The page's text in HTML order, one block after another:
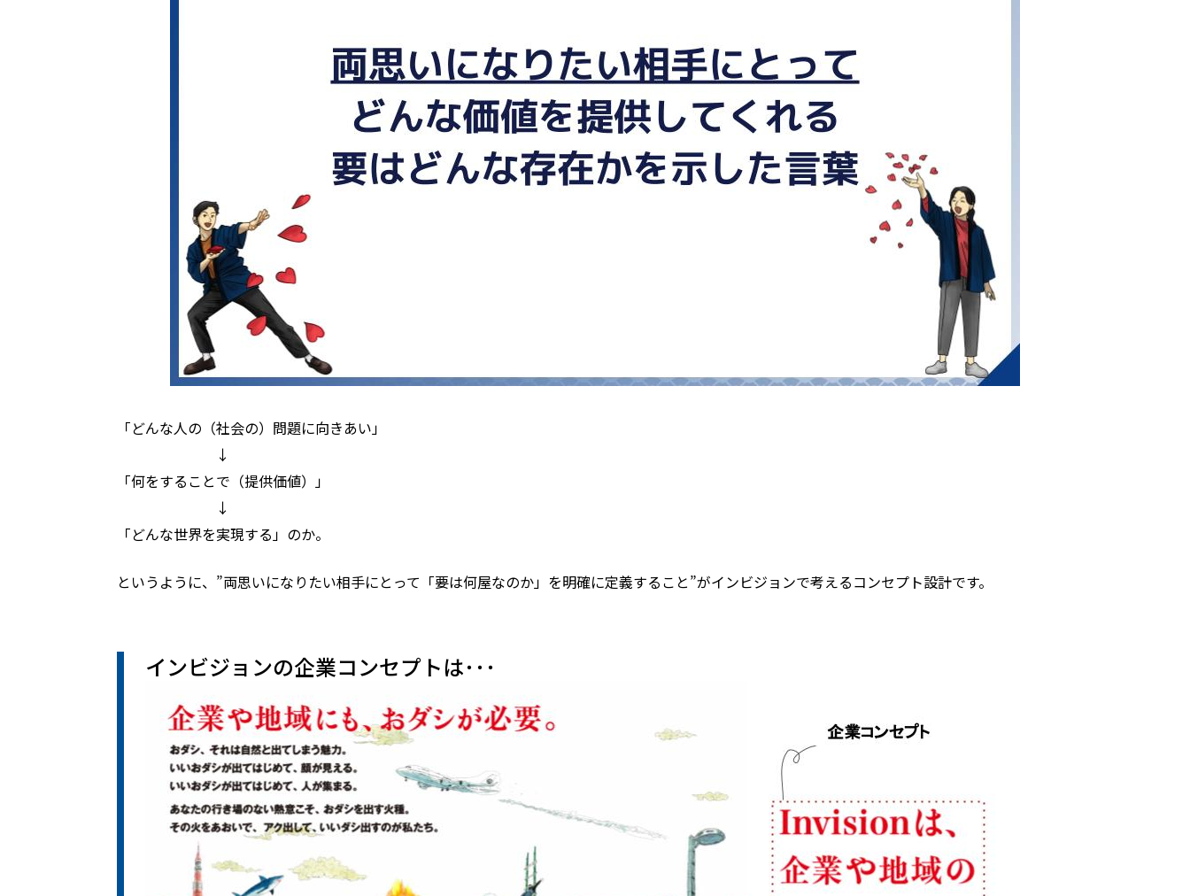
「どんな人の（社会の）問題に向きあい」
↓
「何をすることで（提供価値）」
↓
「どんな世界を実現する」のか。
というように、”両思いになりたい相手にとって「要は何屋なのか」を明確に定義すること”がインビジョンで考えるコンセプト設計です。
インビジョンの企業コンセプトは･･･